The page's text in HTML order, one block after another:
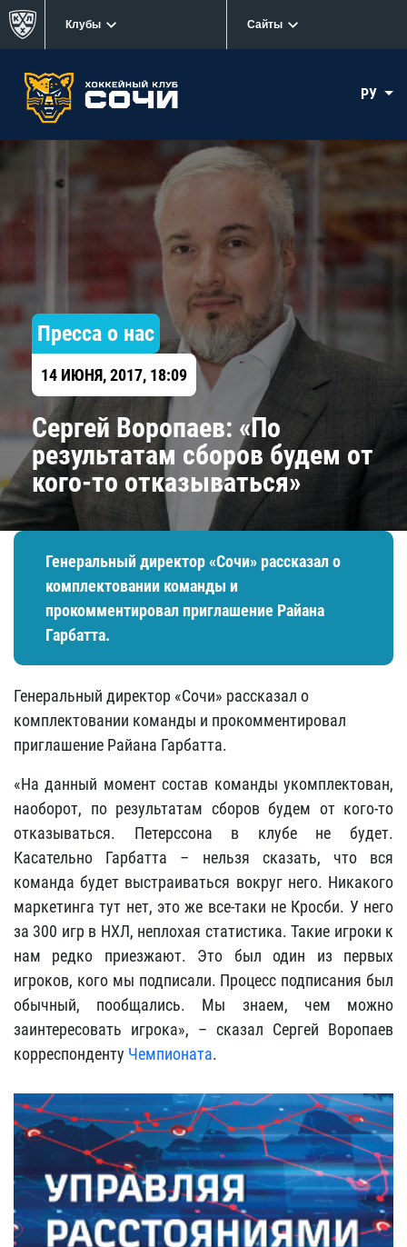
Клубы Сайты
РУ
Пресса о нас
14 ИЮНЯ, 2017, 18:09
​Сергей Воропаев: «По
результатам сборов будем от
кого-то отказываться»
Генеральный директор «Сочи» рассказал о
комплектовании команды и
прокомментировал приглашение Райана
Гарбатта.
Генеральный директор «Сочи» рассказал о
комплектовании команды и прокомментировал
приглашение Райана Гарбатта.
«На данный момент состав команды укомплектован,
наоборот, по результатам сборов будем от кого-то
отказываться. Петерссона в клубе не будет.
Касательно Гарбатта – нельзя сказать, что вся
команда будет выстраиваться вокруг него. Никакого
маркетинга тут нет, это же все-таки не Кросби. У него
за 300 игр в НХЛ, неплохая статистика. Такие игроки к
нам редко приезжают. Это был один из первых
игроков, кого мы подписали. Процесс подписания был
обычный, пообщались. Мы знаем, чем можно
заинтересовать игрока», – сказал Сергей Воропаев
корреспонденту Чемпионата.